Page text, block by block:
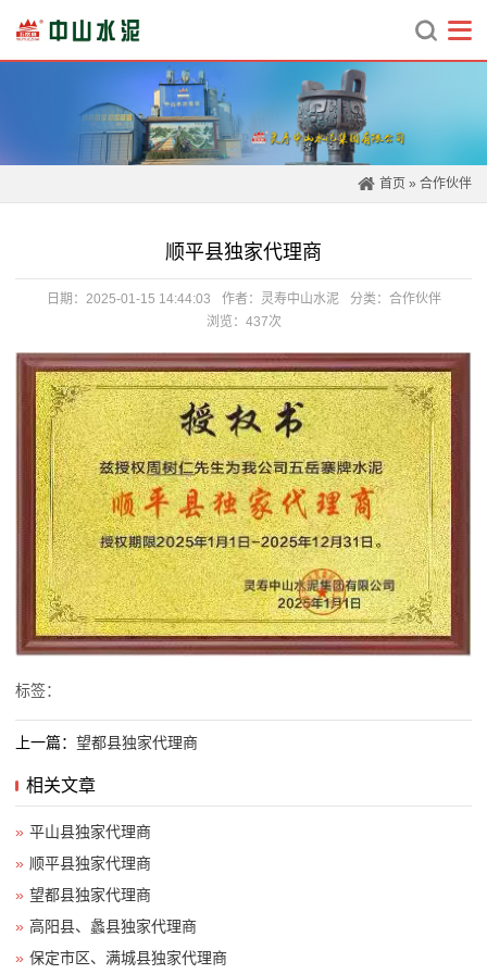
首页 » 合作伙伴
顺平县独家代理商
日期：2025-01-15 14:44:03 作者：灵寿中山水泥 分类： 合作伙伴
浏览：437次
标签：
上一篇： 望都县独家代理商
相关文章
» 平山县独家代理商
» 顺平县独家代理商
» 望都县独家代理商
» 高阳县、蠡县独家代理商
» 保定市区、满城县独家代理商